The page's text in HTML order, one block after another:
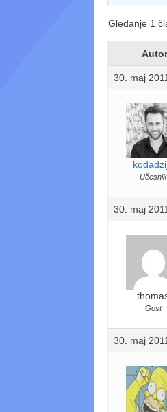
Gledanje 1
Autor
30. maj
Učesnik
30. maj
Gost
30. maj